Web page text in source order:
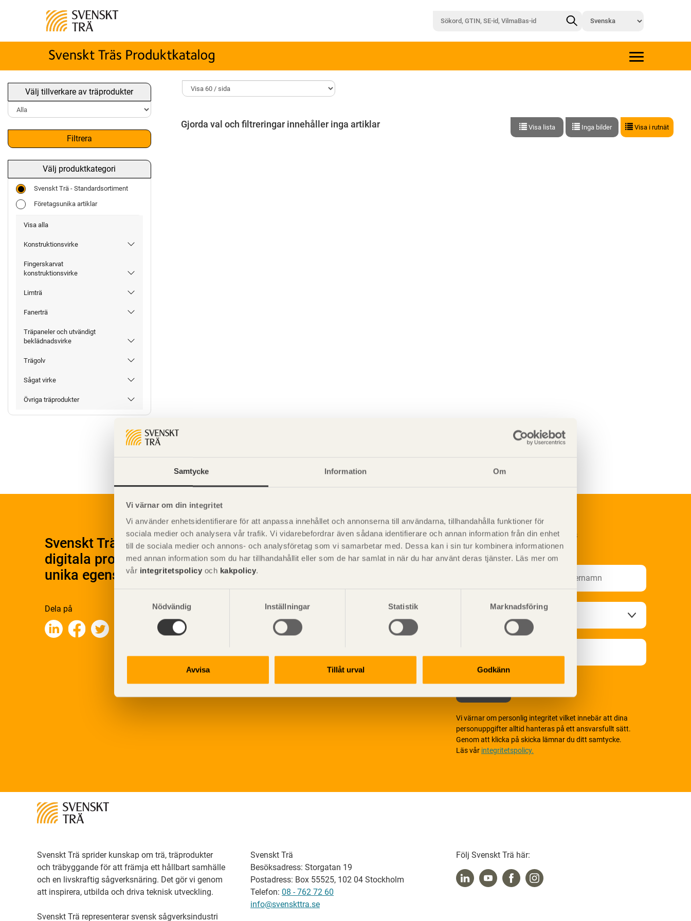
Samtycke Information Om
Vi värnar om din integritet
Vi använder enhetsidentifierare för att anpassa innehållet och annonserna till användarna, tillhandahålla funktioner för
sociala medier och analysera vår trafik. Vi vidarebefordrar även sådana identifierare och annan information från din enhet
till de sociala medier och annons- och analysföretag som vi samarbetar med. Dessa kan i sin tur kombinera informationen
med annan information som du har tillhandahållit eller som de har samlat in när du har använt deras tjänster. Läs mer om
vår integritetspolicy och kakpolicy.
Nödvändig
Inställningar Statistik Marknadsföring
Avvisa Tillåt urval Godkänn
Välj tillverkare av träprodukter
Filtrera
Välj produktkategori
Svenskt Trä - Standardsortiment
Företagsunika artiklar
Visa alla
Konstruktionsvirke
Fingerskarvat
konstruktionsvirke
Limträ
Fanerträ
Träpaneler och utvändigt
beklädnadsvirke
Trägolv
Sågat virke
Övriga träprodukter
Visa lista Inga bilder Visa i rutnät
Gjorda val och filtreringar innehåller inga artiklar
Svenskt Träs Produktkatalog är svensk sågverksnärings
digitala produktkatalog för att beskriva träprodukter och deras
unika egenskaper.
Dela på
Prenumerera på Svenskt Träs
informationsutskick!
Vi värnar om personlig integritet vilket innebär att dina
personuppgifter alltid hanteras på ett ansvarsfullt sätt.
Genom att klicka på skicka lämnar du ditt samtycke.
Läs vår integritetspolicy.
Svenskt Trä sprider kunskap om trä, träprodukter
och träbyggande för att främja ett hållbart samhälle
och en livskraftig sågverksnäring. Det gör vi genom
att inspirera, utbilda och driva teknisk utveckling.
Svenskt Trä representerar svensk sågverksindustri
Svenskt Trä
Besöksadress: Storgatan 19
Postadress: Box 55525, 102 04 Stockholm
Telefon: 08 - 762 72 60
info@svenskttra.se
Följ Svenskt Trä här: